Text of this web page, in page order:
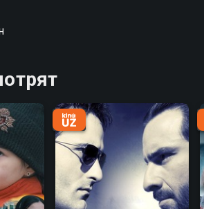
молодой человек начинает
правдивости. Не пытаясь никого
прощается со студентом.
фильма, Анвар неожиданно
лицо чайханщика и
эшелон с замёрзшими
что услышанная история была
на поиски своего героя,
этой удивительной